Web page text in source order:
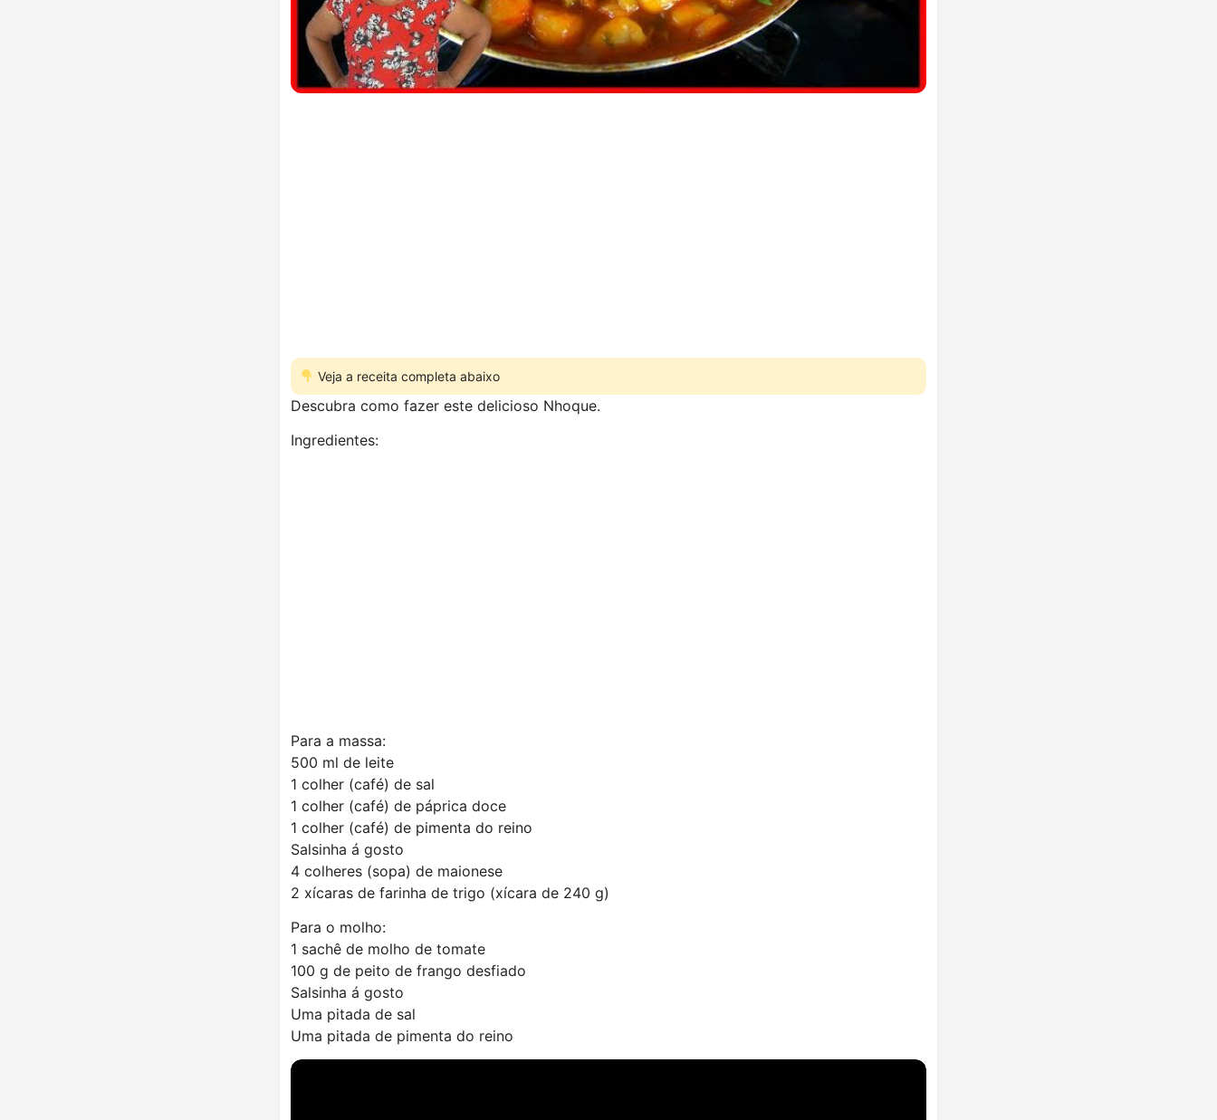
Veja a receita completa abaixo
Descubra como fazer este delicioso Nhoque.
Ingredientes:
Para a massa:
500 ml de leite
1 colher (café) de sal
1 colher (café) de páprica doce
1 colher (café) de pimenta do reino
Salsinha á gosto
4 colheres (sopa) de maionese
2 xícaras de farinha de trigo (xícara de 240 g)
Para o molho:
1 sachê de molho de tomate
100 g de peito de frango desfiado
Salsinha á gosto
Uma pitada de sal
Uma pitada de pimenta do reino